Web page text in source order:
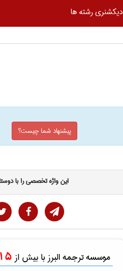
دیکشنری رشته ها
پیشنهاد شما چیست؟
این واژه تخصصی را با
موسسه ترجمه البرز با بیش از 15